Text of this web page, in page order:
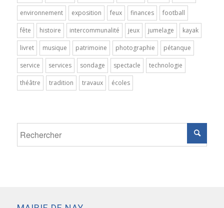
environnement exposition feux finances football
fête histoire intercommunalité jeux jumelage kayak
livret musique patrimoine photographie pétanque
service services sondage spectacle technologie
théâtre tradition travaux écoles